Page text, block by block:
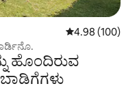
5 ರಲ್ಲಿ 4.98
4.98 (100)
ಹೊಂದಿರುವ